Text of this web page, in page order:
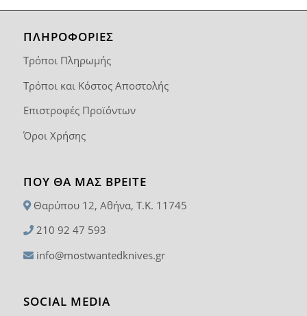
ΠΛΗΡΟΦΟΡΙΕΣ
Τρόποι Πληρωμής
Τρόποι και Κόστος Αποστολής
Επιστροφές Προϊόντων
Όροι Χρήσης
ΠΟΥ ΘΑ ΜΑΣ ΒΡΕΊΤΕ
Θαρύπου 12, Αθήνα, T.K. 11745
210 92 47 593
info@mostwantedknives.gr
SOCIAL MEDIA